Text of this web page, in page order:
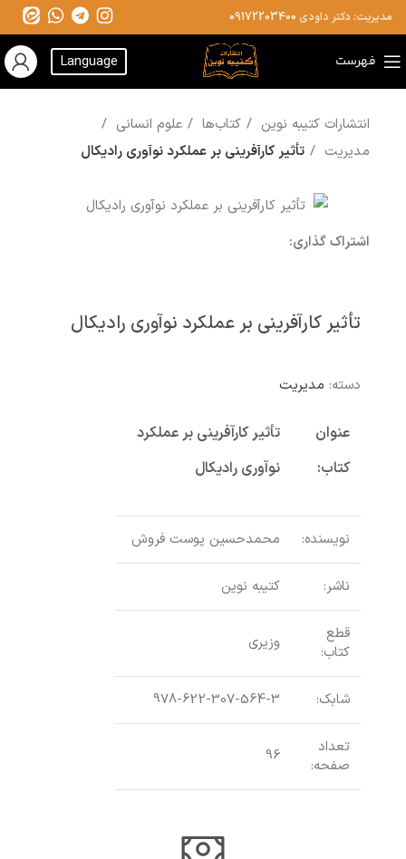
مدیریت: دکتر داودی 09172203400
فهرست Language
انتشارات کتیبه نوین کتاب‌ها
علوم انسانی
مدیریت
تأثیر کارآفرینی بر عملکرد نوآوری رادیکال
اشتراک گذاری:
تأثیر کارآفرینی بر عملکرد نوآوری رادیکال
دسته: مدیریت
عنوان
کتاب:
تأثیر کارآفرینی بر عملکرد
نوآوری رادیکال
نویسنده: محمدحسین پوست فروش
ناشر: کتیبه نوین
قطع
کتاب:
وزیری
شابک: 978-622-307-564-3
تعداد
صفحه:
96